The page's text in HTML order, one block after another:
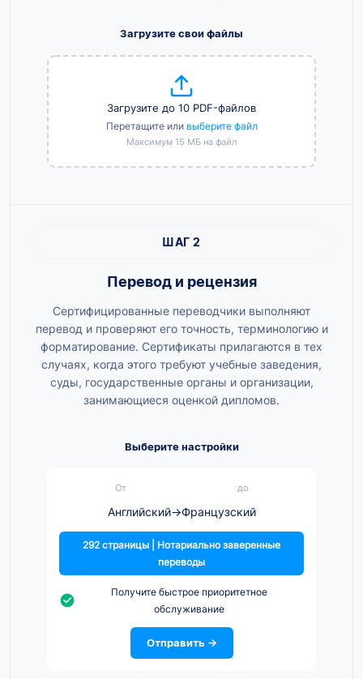
Загрузите свои файлы
Загрузите до 10 PDF-файлов
Перетащите или выберите файл
Максимум 15 МБ на файл
ШАГ 2
Перевод и рецензия
Сертифицированные переводчики выполняют
перевод и проверяют его точность, терминологию и
форматирование. Сертификаты прилагаются в тех
случаях, когда этого требуют учебные заведения,
суды, государственные органы и организации,
занимающиеся оценкой дипломов.
Выберите настройки
От до
Английский→Французский
292 страницы | Нотариально заверенные
переводы
Получите быстрое приоритетное
обслуживание
Отправить →